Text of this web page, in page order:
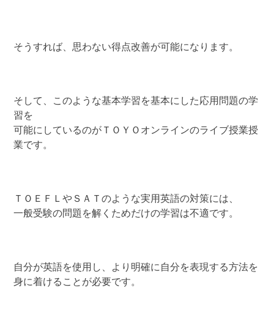
そうすれば、思わない得点改善が可能になります。
そして、このような基本学習を基本にした応用問題の学
習を
可能にしているのがＴＯＹＯオンラインのライブ授業授
業です。
ＴＯＥＦＬやＳＡＴのような実用英語の対策には、
一般受験の問題を解くためだけの学習は不適です。
自分が英語を使用し、より明確に自分を表現する方法を
身に着けることが必要です。